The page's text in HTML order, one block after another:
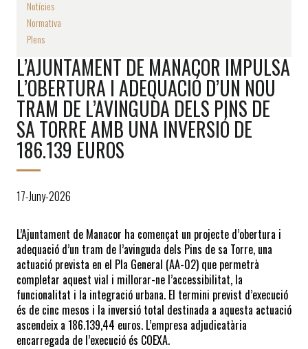
Notícies
Normativa
Plens
L’AJUNTAMENT DE MANACOR IMPULSA
L’OBERTURA I ADEQUACIÓ D’UN NOU
TRAM DE L’AVINGUDA DELS PINS DE
SA TORRE AMB UNA INVERSIÓ DE
186.139 EUROS
17-Juny-2026
L’Ajuntament de Manacor ha començat un projecte d’obertura i
adequació d’un tram de l’avinguda dels Pins de sa Torre, una
actuació prevista en el Pla General (AA-02) que permetrà
completar aquest vial i millorar-ne l’accessibilitat, la
funcionalitat i la integració urbana. El termini previst d’execució
és de cinc mesos i la inversió total destinada a aquesta actuació
ascendeix a 186.139,44 euros. L’empresa adjudicatària
encarregada de l’execució és COEXA.